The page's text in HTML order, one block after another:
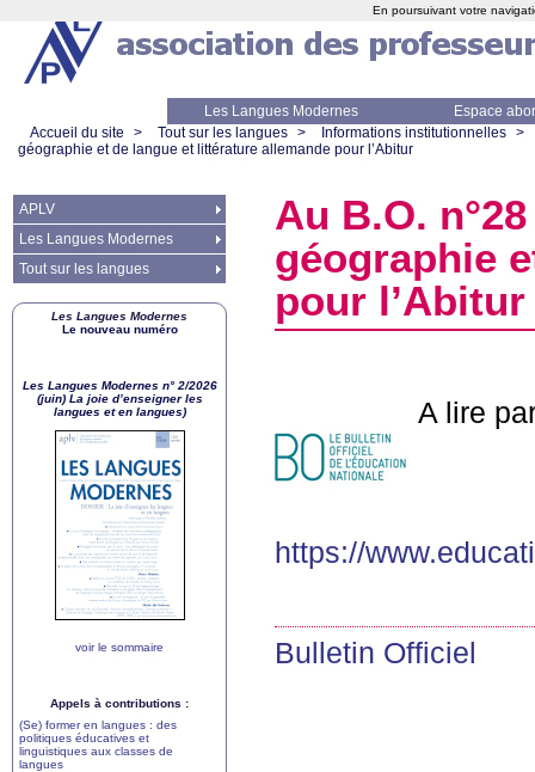
Les Langues Modernes
Espace
Accueil du site
> Tout sur les langues > Informations institutionnelles >
géographie et de langue et littérature allemande pour l’Abitur
Au B.O.
géographie
pour l’Abitur
A lire
https://
Bulletin Officiel
APLV
Les Langues Modernes
Tout sur les langues
Les Langues Modernes
Le nouveau numéro
Les Langues Modernes n° 2/2026
(juin) La joie d’enseigner les
langues et en langues)
voir le sommaire
Appels à contributions :
(Se) former en langues : des
politiques éducatives et
linguistiques aux classes de
langues
En poursuivant votre